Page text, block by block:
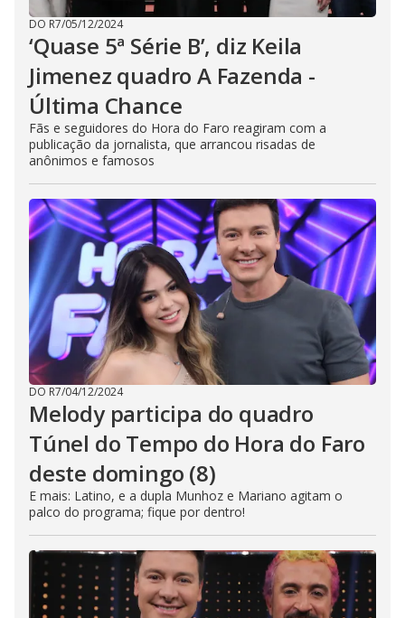
DO R7/05/12/2024
‘Quase 5ª Série B’, diz Keila
Jimenez quadro A Fazenda -
Última Chance
Fãs e seguidores do Hora do Faro reagiram com a
publicação da jornalista, que arrancou risadas de
anônimos e famosos
DO R7/04/12/2024
Melody participa do quadro
Túnel do Tempo do Hora do Faro
deste domingo (8)
E mais: Latino, e a dupla Munhoz e Mariano agitam o
palco do programa; fique por dentro!